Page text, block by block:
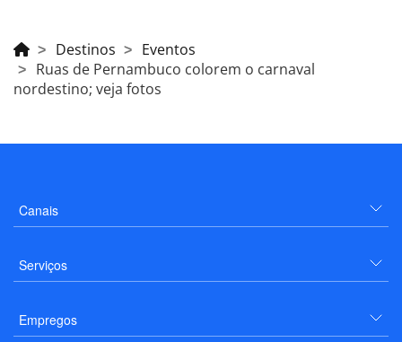
Destinos
Eventos
Ruas de Pernambuco colorem o carnaval
nordestino; veja fotos
Canais
Serviços
Empregos